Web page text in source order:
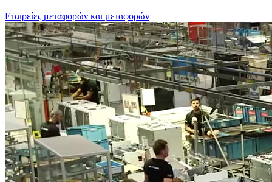
Εταιρείες μεταφορών και μεταφορών